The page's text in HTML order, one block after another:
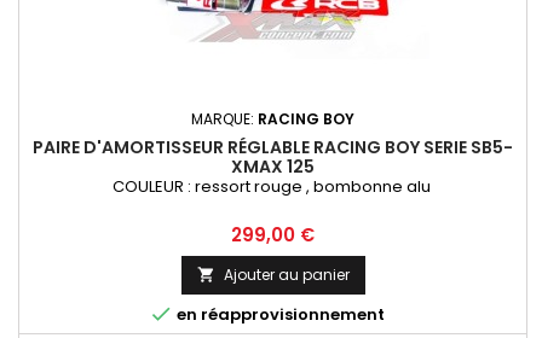
MARQUE: RACING BOY
PAIRE D'AMORTISSEUR RÉGLABLE RACING BOY SERIE SB5-
XMAX 125
COULEUR : ressort rouge , bombonne alu
Prix
299,00 €
 Ajouter au panier
 en réapprovisionnement